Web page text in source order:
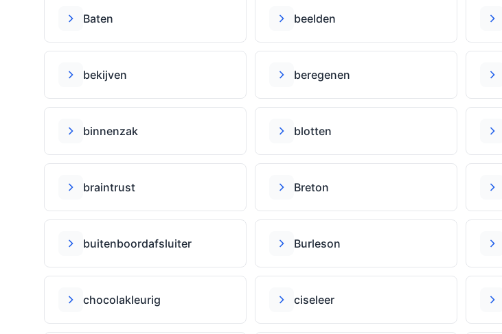
Baten beelden
bekĳven beregenen
binnenzak blotten
braintrust Breton
buitenboordafsluiter Burleson
chocolakleurig ciseleer